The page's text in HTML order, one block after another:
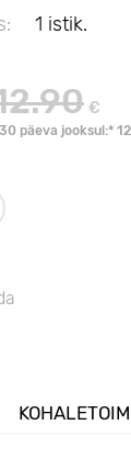
1 istik.
€
päeva jooksul:*